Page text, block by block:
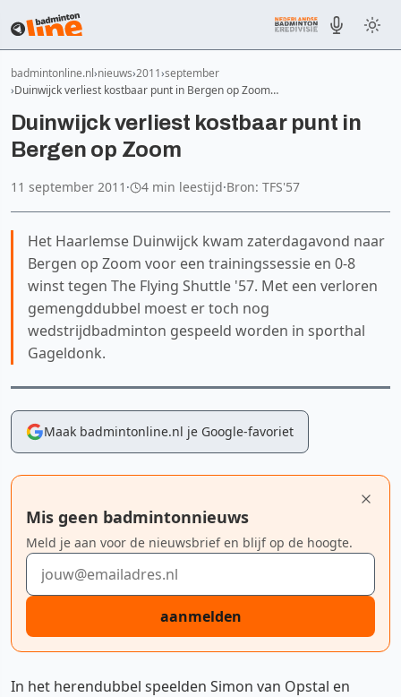
badmintonline.nl nieuws 2011 september
Duinwijck verliest kostbaar punt in Bergen op Zoom…
Duinwijck verliest kostbaar punt in
Bergen op Zoom
11 september 2011 · 4 min leestijd·Bron: TFS'57
Het Haarlemse Duinwijck kwam zaterdagavond naar
Bergen op Zoom voor een trainingssessie en 0-8
winst tegen The Flying Shuttle '57. Met een verloren
gemengddubbel moest er toch nog
wedstrijdbadminton gespeeld worden in sporthal
Gageldonk.
Maak badmintonline.nl je Google-favoriet
Mis geen badmintonnieuws
Meld je aan voor de nieuwsbrief en blijf op de hoogte.
E-mailadres
aanmelden
In het herendubbel speelden Simon van Opstal en